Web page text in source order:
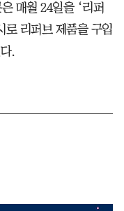
매월 24일을 ‘리퍼
로 리퍼브 제품을 구입
.